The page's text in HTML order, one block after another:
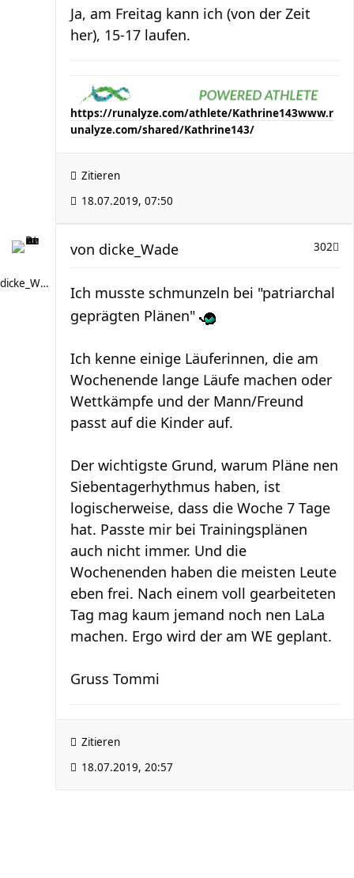
Ja, am Freitag kann ich (von der Zeit
her), 15-17 laufen.
https://runalyze.com/athlete/Kathrine143www.r
unalyze.com/shared/Kathrine143/
Zitieren
18.07.2019, 07:50
dicke_Wade
302
von dicke_Wade
Ich musste schmunzeln bei "patriarchal
geprägten Plänen"
Ich kenne einige Läuferinnen, die am
Wochenende lange Läufe machen oder
Wettkämpfe und der Mann/Freund
passt auf die Kinder auf.
Der wichtigste Grund, warum Pläne nen
Siebentagerhythmus haben, ist
logischerweise, dass die Woche 7 Tage
hat. Passte mir bei Trainingsplänen
auch nicht immer. Und die
Wochenenden haben die meisten Leute
eben frei. Nach einem voll gearbeiteten
Tag mag kaum jemand noch nen LaLa
machen. Ergo wird der am WE geplant.
Gruss Tommi
Zitieren
18.07.2019, 20:57